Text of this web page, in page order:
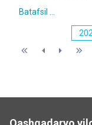
Batafsil ...